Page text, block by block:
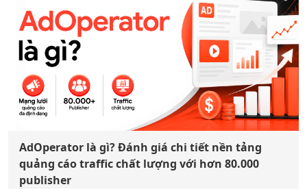
AdOperator là gì? Đánh giá chi tiết nền tảng
quảng cáo traffic chất lượng với hơn 80.000
publisher